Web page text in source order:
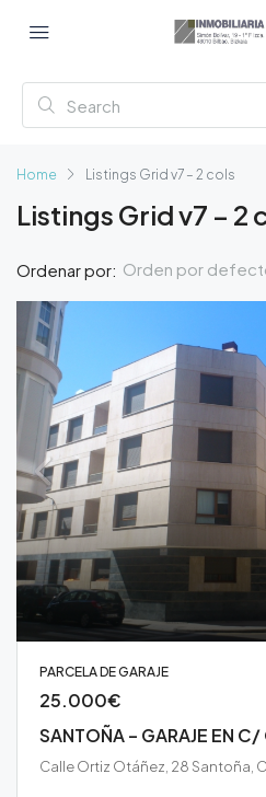
Home Listings Grid v7 – 2 cols
Listings Grid v7 – 2
Ordenar por: Orden por
PARCELA DE GARAJE
25.000€
SANTOÑA – GARAJE EN
Calle Ortiz Otáñez, 28 Santoña,